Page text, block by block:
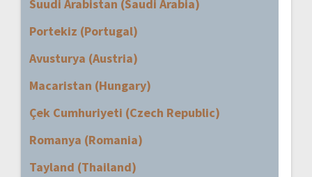
Suudi Arabistan (Saudi Arabia)
Portekiz (Portugal)
Avusturya (Austria)
Macaristan (Hungary)
Çek Cumhuriyeti (Czech Republic)
Romanya (Romania)
Tayland (Thailand)